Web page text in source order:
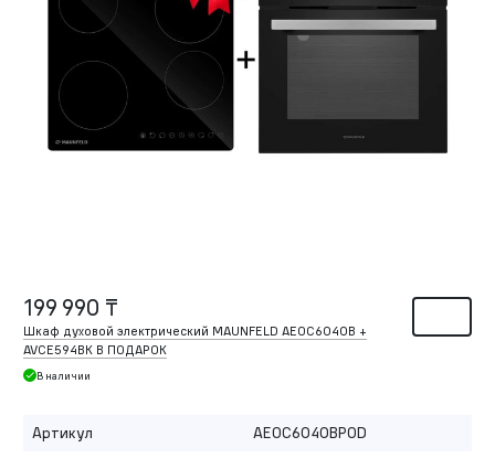
199 990 ₸
Шкаф духовой электрический MAUNFELD AEOC6040B +
AVCE594BK В ПОДАРОК
В наличии
Артикул
AEOC6040BPOD